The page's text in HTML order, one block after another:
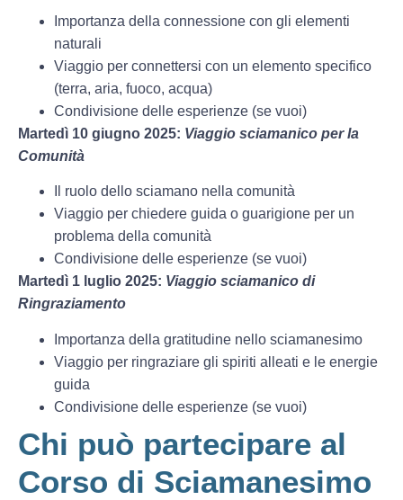
Importanza della connessione con gli elementi
naturali
Viaggio per connettersi con un elemento specifico
(terra, aria, fuoco, acqua)
Condivisione delle esperienze (se vuoi)
Martedì 10 giugno 2025: Viaggio sciamanico per la
Comunità
Il ruolo dello sciamano nella comunità
Viaggio per chiedere guida o guarigione per un
problema della comunità
Condivisione delle esperienze (se vuoi)
Martedì 1 luglio 2025: Viaggio sciamanico di
Ringraziamento
Importanza della gratitudine nello sciamanesimo
Viaggio per ringraziare gli spiriti alleati e le energie
guida
Condivisione delle esperienze (se vuoi)
Chi può partecipare al
Corso di Sciamanesimo